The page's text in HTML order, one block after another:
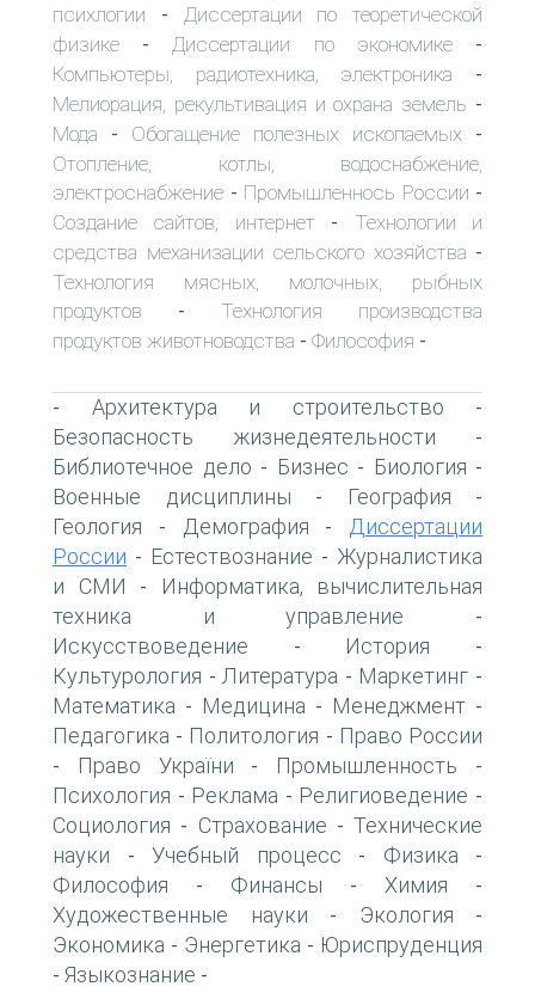
психлогии - Диссертации по теоретической
физике - Диссертации по экономике-
Компьютеры, радиотехника, электроника -
Мелиорация, рекультивация и охрана земель -
Мода - Обогащение полезных ископаемых -
Отопление, котлы, водоснабжение,
электроснабжение - Промышленнось России -
Создание сайтов, интернет - Технологии и
средства механизации сельского хозяйства -
Технология мясных, молочных, рыбных
продуктов - Технология производства
продуктов животноводства - Философия -
- Архитектура и строительство -
Безопасность жизнедеятельности -
Библиотечное дело - Бизнес - Биология -
Военные дисциплины - География -
Геология - Демография -
Диссертации
России - Естествознание - Журналистика
и СМИ -
Информатика, вычислительная
техника и управление -
Искусствоведение - История -
Культурология - Литература - Маркетинг -
Математика - Медицина - Менеджмент -
Педагогика - Политология - Право России
- Право України - Промышленность -
Психология - Реклама - Религиоведение -
Социология - Страхование - Технические
науки - Учебный процесс - Физика -
Философия - Финансы - Химия -
Художественные науки - Экология -
Экономика - Энергетика - Юриспруденция
- Языкознание -